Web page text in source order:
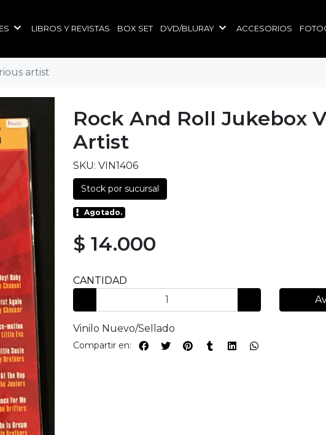
LIBROS Y REVISTAS BOX SET DVD/BLURAY ACCESORIOS
artist
Rock And Roll Jukebox
Artist
SKU: VIN1406
Stock por sucursal
Agotado.
$ 14.000
CANTIDAD
Vinilo Nuevo/Sellado
Compartir en: